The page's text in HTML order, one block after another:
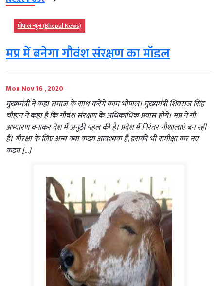
भोपाल न्यूज़ (Bhopal News)
मप्र में बनेगा गौवंश संरक्षण का मॉडल
Mon Nov 16 , 2020
मुख्यमंत्री ने कहा समाज के साथ करेंगे काम भोपाल। मुख्यमंत्री शिवराज सिंह
चौहान ने कहा है कि गौवंश संरक्षण के अधिकाधिक प्रयास होंगे। मप्र ने गौ
अभ्यारण बनाकर देश में अनूठी पहल की है। प्रदेश में निरंतर गौशालाएं बन रही
हैं। गौरक्षा के लिए अन्य क्या कदम आवश्यक हैं, इसकी भी समीक्षा कर नए
कदम […]